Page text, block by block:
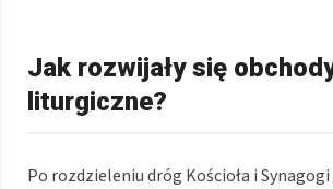
Jak rozwijały się
liturgiczne?
Po rozdzieleniu dróg Kościoła i